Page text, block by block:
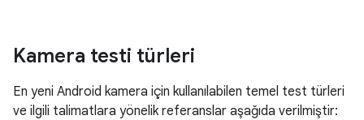
Kamera testi türleri
En yeni Android kamera için kullanılabilen temel test türleri
ve ilgili talimatlara yönelik referanslar aşağıda verilmiştir: